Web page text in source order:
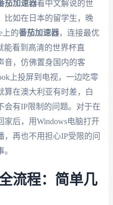
茄加速器看中文解说的世
比如在日本的留学生，晚
上的番茄加速器，连接最优
能看到高清的世界杯直
音，仿佛置身国内的客
上投屏到电视，一边吃零
算在澳大利亚有时差，白
会有IP限制的问题。对于在
后，用Windows电脑打开
再也不用担心IP受限的问
流程：简单几